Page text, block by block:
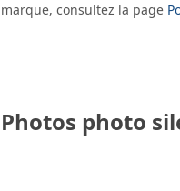
marque, consultez la page
Photos photo